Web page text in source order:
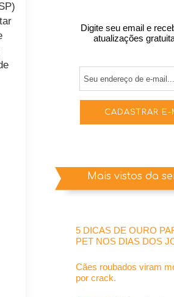
Digite seu email e
atualizações
Mais vistos da
5 DICAS DE OURO
PET NOS DIAS DOS
Cães roubados viram
por crack.